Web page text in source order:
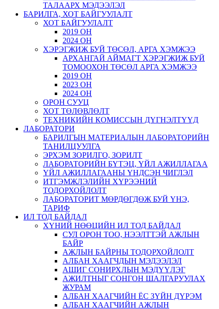
ТАЛААРХ МЭДЭЭЛЭЛ
БАРИЛГА, ХОТ БАЙГУУЛАЛТ
ХОТ БАЙГУУЛАЛТ
2019 ОН
2024 ОН
ХЭРЭГЖИЖ БУЙ ТӨСӨЛ, АРГА ХЭМЖЭЭ
АРХАНГАЙ АЙМАГТ ХЭРЭГЖИЖ БУЙ
ТОМООХОН ТӨСӨЛ АРГА ХЭМЖЭЭ
2019 ОН
2023 ОН
2024 ОН
ОРОН СУУЦ
ХОТ ТӨЛӨВЛӨЛТ
ТЕХНИКИЙН КОМИССЫН ДҮГНЭЛТҮҮД
ЛАБОРАТОРИ
БАРИЛГЫН МАТЕРИАЛЫН ЛАБОРАТОРИЙН
ТАНИЛЦУУЛГА
ЭРХЭМ ЗОРИЛГО, ЗОРИЛТ
ЛАБОРАТОРИЙН БҮТЭЦ, ҮЙЛ АЖИЛЛАГАА
ҮЙЛ АЖИЛЛАГААНЫ ҮНДСЭН ЧИГЛЭЛ
ИТГЭМЖЛЭЛИЙН ХҮРЭЭНИЙ
ТОДОРХОЙЛОЛТ
ЛАБОРАТОРИТ МӨРДӨГДӨЖ БУЙ ҮНЭ,
ТАРИФ
ИЛ ТОД БАЙДАЛ
ХҮНИЙ НӨӨЦИЙН ИЛ ТОД БАЙДАЛ
СУЛ ОРОН ТОО, НЭЭЛТТЭЙ АЖЛЫН
БАЙР
АЖЛЫН БАЙРНЫ ТОДОРХОЙЛОЛТ
АЛБАН ХААГЧДЫН МЭДЭЭЛЭЛ
АШИГ СОНИРХЛЫН МЭДҮҮЛЭГ
АЖИЛТНЫГ СОНГОН ШАЛГАРУУЛАХ
ЖУРАМ
АЛБАН ХААГЧИЙН ЁС ЗҮЙН ДҮРЭМ
АЛБАН ХААГЧИЙН АЖЛЫН